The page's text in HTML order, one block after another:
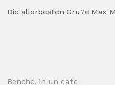
Die allerbesten Gru?e Max
Benche, in un dato